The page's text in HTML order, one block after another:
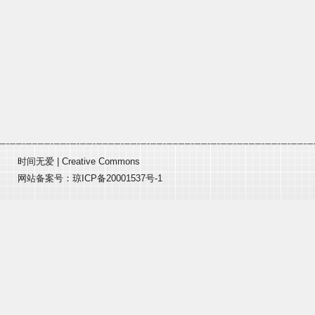
时间无爱
Creative Commons
网站备案号： 琼ICP备20001537号-1